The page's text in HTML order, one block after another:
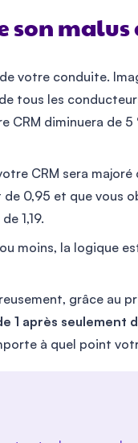
son malus
votre conduite.
tous les
CRM diminuera de
CRM sera
de 0,95 et que vous
1,19.
moins, la logique
grâce au
1 après seulement
à quel point